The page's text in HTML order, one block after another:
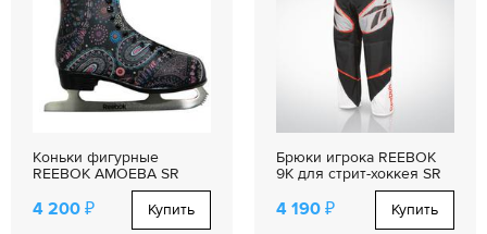
Коньки фигурные
REEBOK AMOEBA SR
4 200 ₽ Купить
Брюки игрока REEBOK
9K для стрит-хоккея SR
4 190 ₽ Купить